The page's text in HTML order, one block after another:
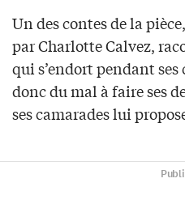
Un des contes de la
par Charlotte Calvez,
qui s’endort pendant
donc du mal à faire ses
ses camarades lui